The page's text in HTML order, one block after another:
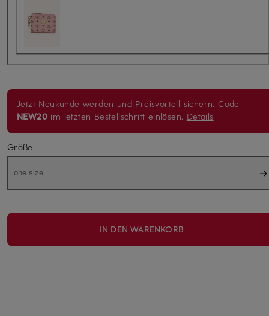
Jetzt Neukunde werden und Preisvorteil sichern. Code
NEW20 im letzten Bestellschritt einlösen. Details
Größe
one size
IN DEN WARENKORB